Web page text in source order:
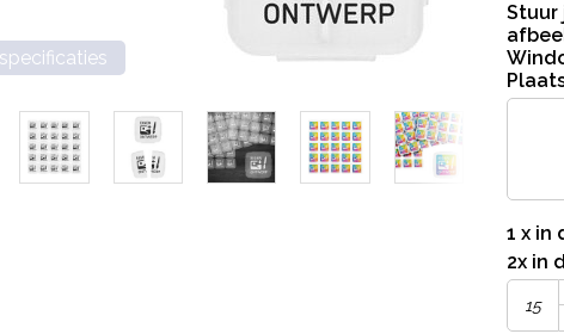
Stuur
1 x in
2x in